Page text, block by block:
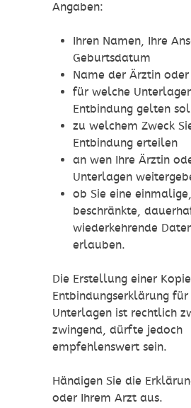
Angaben:
Ihren Namen, Ihre
Geburtsdatum
Name der Ärztin
für welche
Entbindung gelten
zu welchem Zweck
Entbindung erteilen
an wen Ihre Ärztin
Unterlagen
ob Sie eine
beschränkte,
wiederkehrende
erlauben.
Die Erstellung einer
Entbindungserklärung für
Unterlagen ist rechtlich
zwingend, dürfte jedoch
empfehlenswert sein.
Händigen Sie die
oder Ihrem Arzt aus.